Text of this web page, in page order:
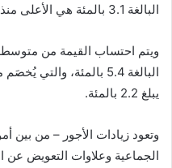
البالغة 3.1 بالمئة هي الأعلى منذ بدء الإحصاء في عام 2008.
ويتم احتساب القيمة من متوسط
البالغة 5.4 بالمئة،
يبلغ 2.2 بالمئة.
وتعود زيادات الأجور – من بين
الجماعية وعلاوات التعويض عن